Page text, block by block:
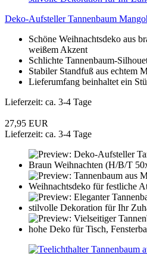
Deko-Aufsteller Tannenbaum
Schöne Weihnachtsdeko aus
weißem Akzent
Schlichte Tannenbaum-
Stabiler Standfuß aus echtem
Lieferumfang beinhaltet ein
Lieferzeit: ca. 3-4 Tage
27,95 EUR
Lieferzeit: ca. 3-4 Tage